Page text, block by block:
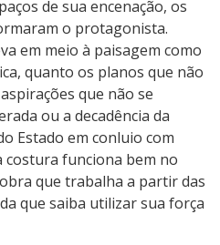
de sua encenação, os
o protagonista.
em meio à paisagem como
quanto os planos que não
que não se
ou a decadência da
Estado em conluio com
costura funciona bem no
que trabalha a partir das
que saiba utilizar sua força